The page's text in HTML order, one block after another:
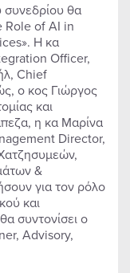
θα
Role of AI in
Η κα
Officer,
Chief
ο κος Γιώργος
και
η κα Μαρίνα
Director,
&
για τον ρόλο
και
συντονίσει ο
Advisory,